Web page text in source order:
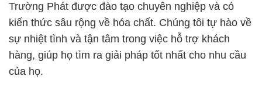
Trường Phát được đào tạo chuyên nghiệp và có
kiến thức sâu rộng về hóa chất. Chúng tôi tự hào về
sự nhiệt tình và tận tâm trong việc hỗ trợ khách
hàng, giúp họ tìm ra giải pháp tốt nhất cho nhu cầu
của họ.